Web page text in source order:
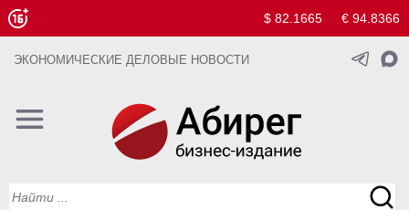
$ 82.1665 € 94.8366
ЭКОНОМИЧЕСКИЕ ДЕЛОВЫЕ НОВОСТИ